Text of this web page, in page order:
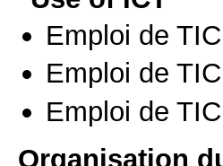
Emploi de
Emploi de
Emploi de
Organisation